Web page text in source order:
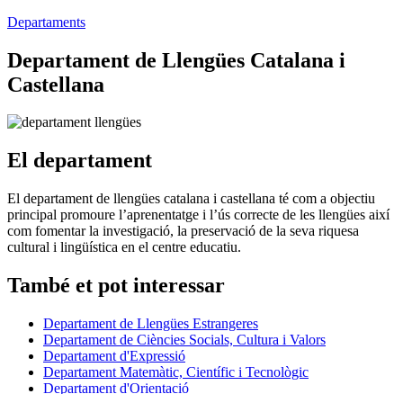
Departaments
Departament de Llengües Catalana i
Castellana
El departament
El departament de llengües catalana i castellana té com a objectiu
principal promoure l’aprenentatge i l’ús correcte de les llengües així
com fomentar la investigació, la preservació de la seva riquesa
cultural i lingüística en el centre educatiu.
També et pot interessar
Departament de Llengües Estrangeres
Departament de Ciències Socials, Cultura i Valors
Departament d'Expressió
Departament Matemàtic, Científic i Tecnològic
Departament d'Orientació